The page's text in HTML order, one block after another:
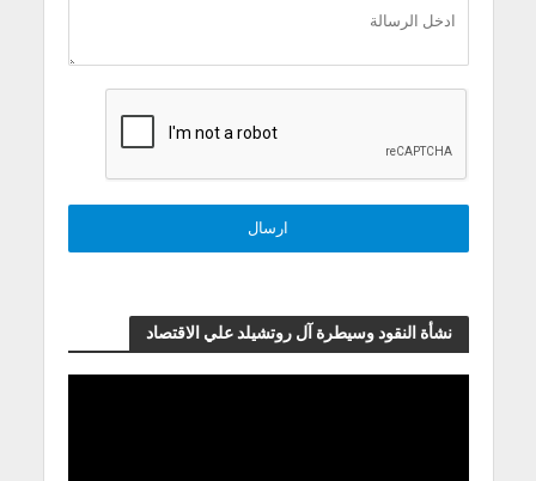
نشأة النقود وسيطرة آل روتشيلد علي الاقتصاد